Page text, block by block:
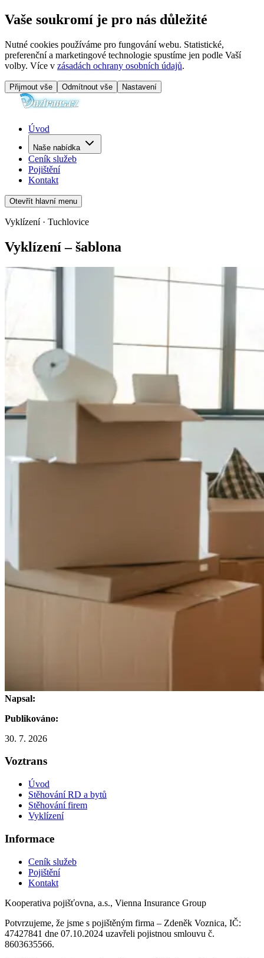
Vaše soukromí je pro nás důležité
Nutné cookies používáme pro fungování webu. Statistické,
preferenční a marketingové technologie spustíme jen podle Vaší
volby. Více v zásadách ochrany osobních údajů.
Přijmout vše Odmítnout vše Nastavení
Úvod
Naše nabídka
Ceník služeb
Pojištění
Kontakt
Otevřít hlavní menu
Vyklízení · Tuchlovice
Vyklízení – šablona
Napsal:
Publikováno:
30. 7. 2026
Voztrans
Úvod
Stěhování RD a bytů
Stěhování firem
Vyklízení
Informace
Ceník služeb
Pojištění
Kontakt
Kooperativa pojišťovna, a.s., Vienna Insurance Group
Potvrzujeme, že jsme s pojištěným firma – Zdeněk Voznica, IČ:
47427841 dne 07.10.2024 uzavřeli pojistnou smlouvu č.
8603635566.